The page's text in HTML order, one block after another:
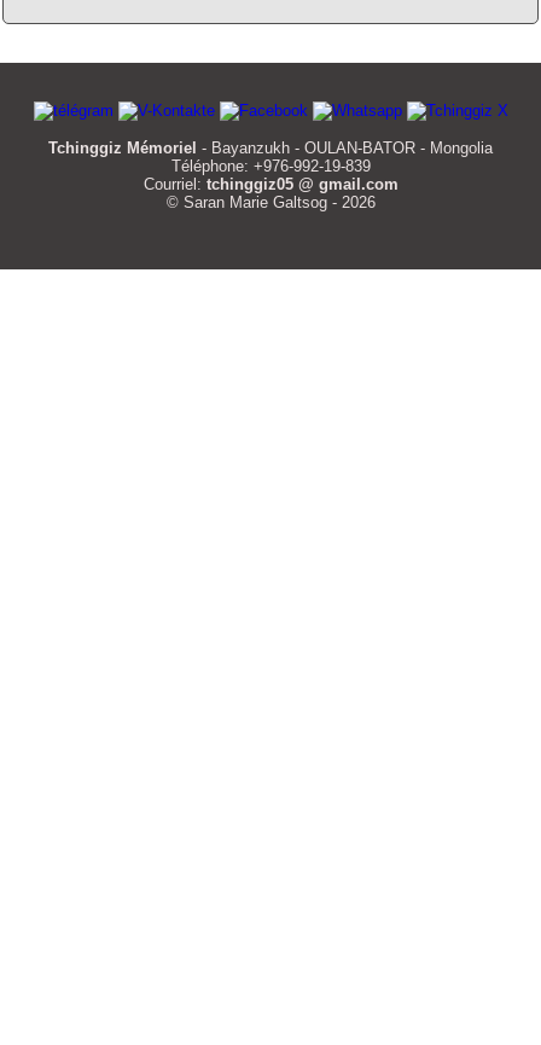
Tchinggiz Mémoriel - Bayanzukh - OULAN-BATOR - Mongolia
Téléphone: +976-992-19-839
Courriel: tchinggiz05 @ gmail.com
© Saran Marie Galtsog - 2026